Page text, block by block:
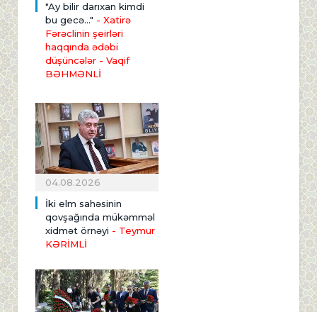
"Ay bilir darıxan kimdi
bu gecə..." - Xatirə
Fərəclinin şeirləri
haqqında ədəbi
düşüncələr - Vaqif
BƏHMƏNLİ
04.08.2026
İki elm sahəsinin
qovşağında mükəmməl
xidmət örnəyi - Teymur
KƏRİMLİ